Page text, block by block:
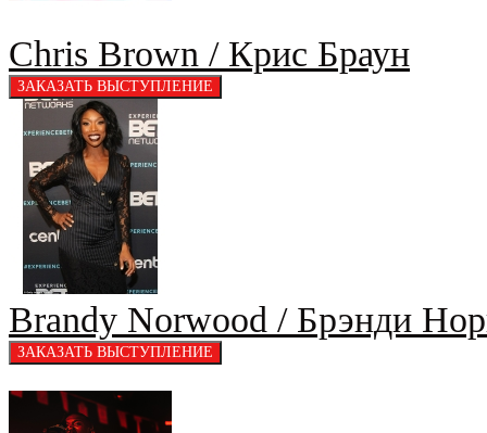
Chris Brown / Крис Браун
Brandy Norwood / Брэнди